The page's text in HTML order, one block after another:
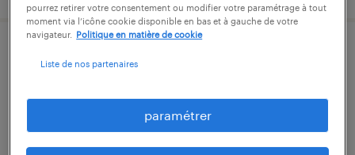
infirmier de (f/h)
dijon, côte-d'or
pourrez retirer votre consentement ou modifier votre paramétrage à tout
moment via l’icône cookie disponible en bas et à gauche de votre
navigateur.
Politique en matière de cookie
Liste de nos partenaires
paramétrer